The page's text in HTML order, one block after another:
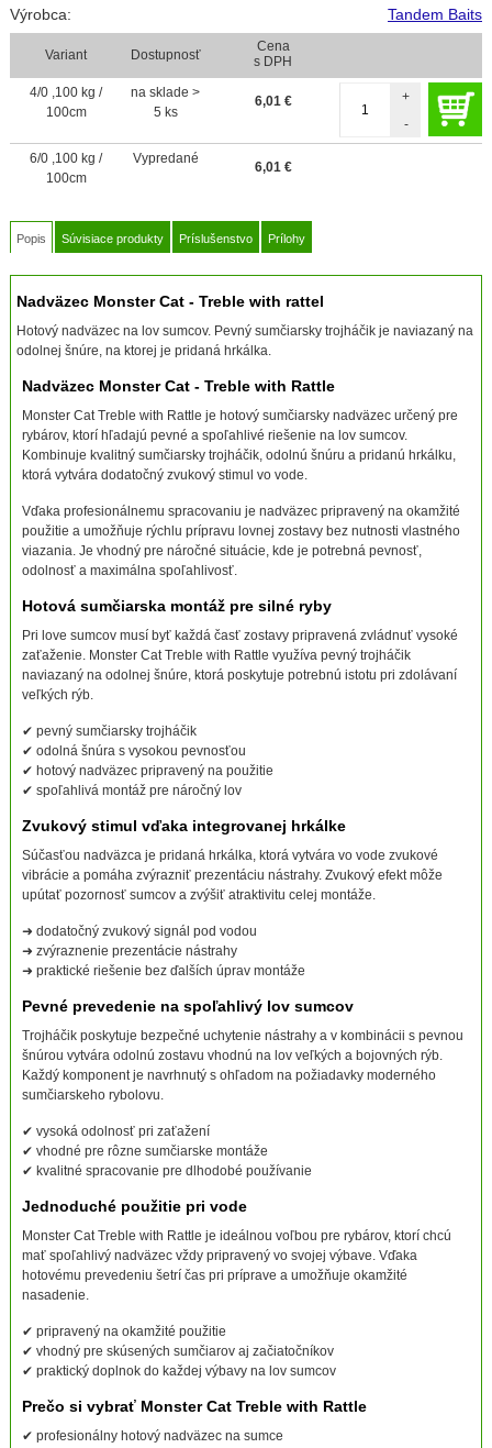
Výrobca: Tandem Baits
Variant Dostupnosť
Cena
s DPH
4/0 ,100 kg /
100cm
na sklade >
5 ks
6,01 €
-
+
6/0 ,100 kg /
100cm
Vypredané
6,01 €
Popis Súvisiace produkty Príslušenstvo Prílohy
Nadväzec Monster Cat - Treble with rattel
Hotový nadväzec na lov sumcov. Pevný sumčiarsky trojháčik je naviazaný na
odolnej šnúre, na ktorej je pridaná hrkálka.
Nadväzec Monster Cat - Treble with Rattle
Monster Cat Treble with Rattle je hotový sumčiarsky nadväzec určený pre
rybárov, ktorí hľadajú pevné a spoľahlivé riešenie na lov sumcov.
Kombinuje kvalitný sumčiarsky trojháčik, odolnú šnúru a pridanú hrkálku,
ktorá vytvára dodatočný zvukový stimul vo vode.
Vďaka profesionálnemu spracovaniu je nadväzec pripravený na okamžité
použitie a umožňuje rýchlu prípravu lovnej zostavy bez nutnosti vlastného
viazania. Je vhodný pre náročné situácie, kde je potrebná pevnosť,
odolnosť a maximálna spoľahlivosť.
Hotová sumčiarska montáž pre silné ryby
Pri love sumcov musí byť každá časť zostavy pripravená zvládnuť vysoké
zaťaženie. Monster Cat Treble with Rattle využíva pevný trojháčik
naviazaný na odolnej šnúre, ktorá poskytuje potrebnú istotu pri zdolávaní
veľkých rýb.
✔ pevný sumčiarsky trojháčik
✔ odolná šnúra s vysokou pevnosťou
✔ hotový nadväzec pripravený na použitie
✔ spoľahlivá montáž pre náročný lov
Zvukový stimul vďaka integrovanej hrkálke
Súčasťou nadväzca je pridaná hrkálka, ktorá vytvára vo vode zvukové
vibrácie a pomáha zvýrazniť prezentáciu nástrahy. Zvukový efekt môže
upútať pozornosť sumcov a zvýšiť atraktivitu celej montáže.
➜ dodatočný zvukový signál pod vodou
➜ zvýraznenie prezentácie nástrahy
➜ praktické riešenie bez ďalších úprav montáže
Pevné prevedenie na spoľahlivý lov sumcov
Trojháčik poskytuje bezpečné uchytenie nástrahy a v kombinácii s pevnou
šnúrou vytvára odolnú zostavu vhodnú na lov veľkých a bojovných rýb.
Každý komponent je navrhnutý s ohľadom na požiadavky moderného
sumčiarskeho rybolovu.
✔ vysoká odolnosť pri zaťažení
✔ vhodné pre rôzne sumčiarske montáže
✔ kvalitné spracovanie pre dlhodobé používanie
Jednoduché použitie pri vode
Monster Cat Treble with Rattle je ideálnou voľbou pre rybárov, ktorí chcú
mať spoľahlivý nadväzec vždy pripravený vo svojej výbave. Vďaka
hotovému prevedeniu šetrí čas pri príprave a umožňuje okamžité
nasadenie.
✔ pripravený na okamžité použitie
✔ vhodný pre skúsených sumčiarov aj začiatočníkov
✔ praktický doplnok do každej výbavy na lov sumcov
Prečo si vybrať Monster Cat Treble with Rattle
✔ profesionálny hotový nadväzec na sumce